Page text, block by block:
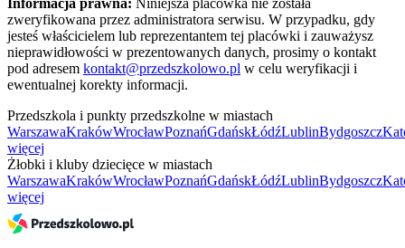
Informacja prawna: Niniejsza placówka nie została
zweryfikowana przez administratora serwisu. W przypadku, gdy
jesteś właścicielem lub reprezentantem tej placówki i zauważysz
nieprawidłowości w prezentowanych danych, prosimy o kontakt
pod adresem kontakt@przedszkolowo.pl w celu weryfikacji i
ewentualnej korekty informacji.
Przedszkola i punkty przedszkolne w miastach
WarszawaKrakówWrocławPoznańGdańskŁódźLublinBydgoszcz
więcej
Żłobki i kluby dziecięce w miastach
WarszawaKrakówWrocławPoznańGdańskŁódźLublinBydgoszcz
więcej